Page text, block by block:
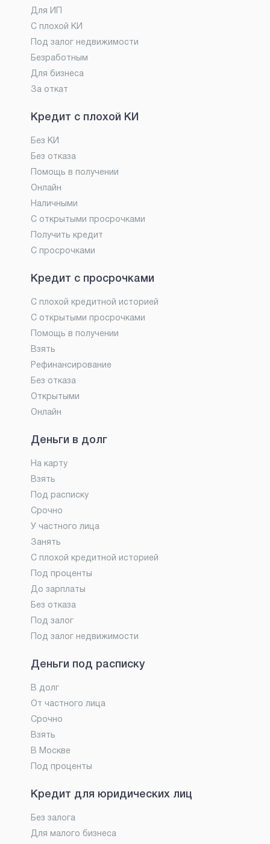
Для ИП
С плохой КИ
Под залог недвижимости
Безработным
Для бизнеса
За откат
Кредит с плохой КИ
Без КИ
Без отказа
Помощь в получении
Онлайн
Наличными
С открытыми просрочками
Получить кредит
С просрочками
Кредит с просрочками
С плохой кредитной историей
С открытыми просрочками
Помощь в получении
Взять
Рефинансирование
Без отказа
Открытыми
Онлайн
Деньги в долг
На карту
Взять
Под расписку
Срочно
У частного лица
Занять
С плохой кредитной историей
Под проценты
До зарплаты
Без отказа
Под залог
Под залог недвижимости
Деньги под расписку
В долг
От частного лица
Срочно
Взять
В Москве
Под проценты
Кредит для юридических лиц
Без залога
Для малого бизнеса